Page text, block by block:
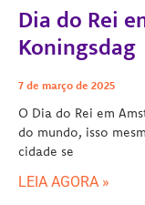
Dia do Rei
Koningsdag
7 de março de 2025
O Dia do Rei em
do mundo, isso
cidade se
LEIA AGORA »